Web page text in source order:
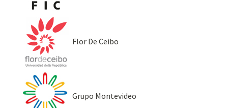
Flor De Ceibo
Grupo Montevideo